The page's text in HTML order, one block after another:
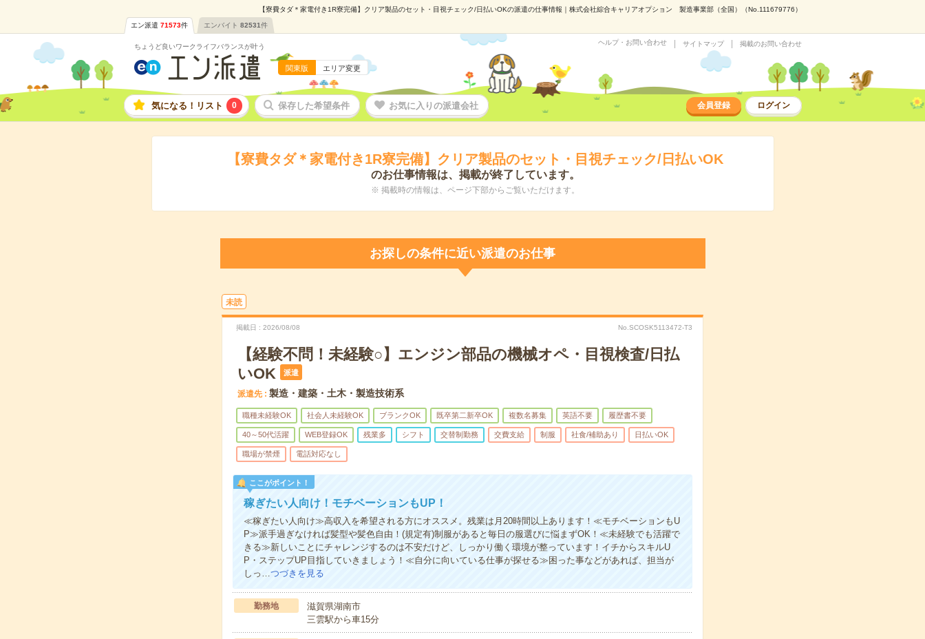
【寮費タダ＊家電付き1R寮完備】クリア製品のセット・目視チェック/日払いOKの派遣の仕事情報｜株式会社綜合キャリアオプション 製造事業部（全国）（No.111679776）
エン派遣 71573件 エンバイト 82531件
ちょうど良いワークライフバランスが叶う
関東版 エリア変更
ヘルプ・お問い合わせ サイトマップ 掲載のお問い合わせ
気になる！リスト 0 保存した希望条件 お気に入りの派遣会社 会員登録 ログイン
【寮費タダ＊家電付き1R寮完備】クリア製品のセット・目視チェック/日払いOK
のお仕事情報は、掲載が終了しています。
※ 掲載時の情報は、ページ下部からご覧いただけます。
お探しの条件に近い派遣のお仕事
未読
掲載日 2026/08/08 No.SCOSK5113472-T3
【経験不問！未経験○】エンジン部品の機械オペ・目視検査/日払
いOK
派遣
派遣先 製造・建築・土木・製造技術系
職種未経験OK 社会人未経験OK ブランクOK 既卒第二新卒OK 複数名募集 英語不要 履歴書不要
40～50代活躍 WEB登録OK 残業多 シフト 交替制勤務 交費支給 制服 社食/補助あり 日払いOK
職場が禁煙 電話対応なし
ここがポイント！
稼ぎたい人向け！モチベーションもUP！
≪稼ぎたい人向け≫高収入を希望される方にオススメ。残業は月20時間以上あります！≪モチベーションもU
P≫派手過ぎなければ髪型や髪色自由！(規定有)制服があると毎日の服選びに悩まずOK！≪未経験でも活躍で
きる≫新しいことにチャレンジするのは不安だけど、しっかり働く環境が整っています！イチからスキルU
P・ステップUP目指していきましょう！≪自分に向いている仕事が探せる≫困った事などがあれば、担当が
しっ…つづきを見る
勤務地
滋賀県湖南市
三雲駅から車15分